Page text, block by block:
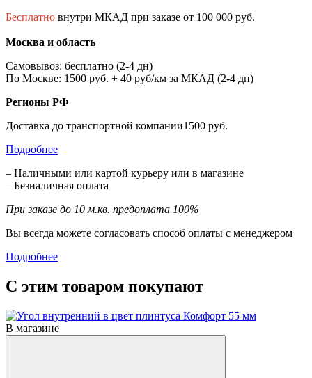
Бесплатно внутри МКАД при заказе от 100 000 руб.
Москва и область
Самовывоз: бесплатно (2-4 дн)
По Москве: 1500 руб. + 40 руб/км за МКАД (2-4 дн)
Регионы РФ
Доставка до транспортной компании1500 руб.
Подробнее
– Наличными или картой курьеру или в магазине
– Безналичная оплата
При заказе до 10 м.кв. предоплата 100%
Вы всегда можете согласовать способ оплаты с менеджером
Подробнее
С этим товаром покупают
В магазине